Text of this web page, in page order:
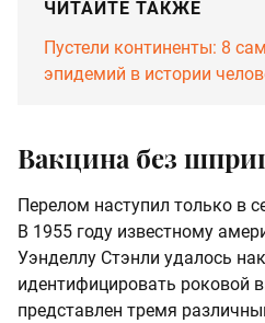
ЧИТАЙТЕ ТАКЖЕ
Пустели континенты: 8
эпидемий в истории
Вакцина без
Перелом наступил только в
В 1955 году известному
Уэнделлу Стэнли удалось
идентифицировать роковой
представлен тремя